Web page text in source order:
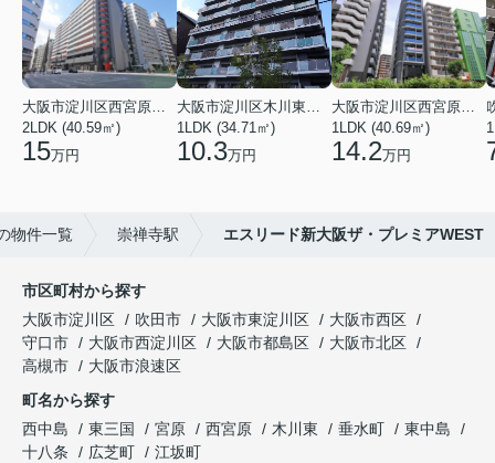
大阪市淀川区西宮原１丁目
2LDK (40.59㎡)
15万円
大阪市淀川区木川東４丁目
1LDK (34.71㎡)
10.3万円
大阪市淀川区西宮原１丁目
1LDK (40.69㎡)
14.2万円
物件一覧 崇禅寺駅 エスリード新大阪ザ・プレミアWEST
市区町村から探す
大阪市淀川区
吹田市 大阪市東淀川区
大阪市西区
守口市
大阪市西淀川区 大阪市都島区
大阪市北区
高槻市
大阪市浪速区
町名から探す
西中島
東三国 宮原 西宮原 木川東 垂水町
東中島
十八条
広芝町
江坂町